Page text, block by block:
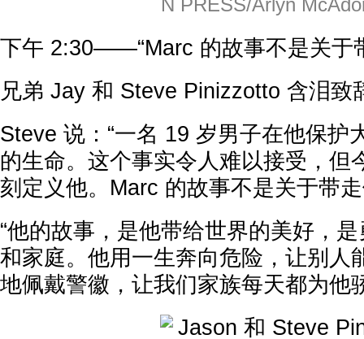
N PRESS/Arlyn
下午 2:30——“Marc 的故事不是关于
兄弟 Jay 和 Steve Pinizzotto 含泪致
Steve 说：“一名 19 岁男子在他保护
的生命。这个事实令人难以接受，但
刻定义他。Marc 的故事不是关于带
“他的故事，是他带给世界的美好，
和家庭。他用一生奔向危险，让别人
地佩戴警徽，让我们家族每天都为他